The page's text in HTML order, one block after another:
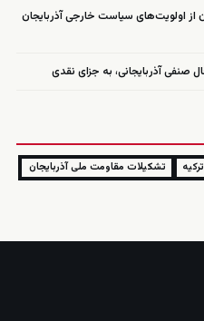
از اولویت‌های سیاست خارجی آذربایجان
صنفی آذربایجانی، به جزای نقدی
ترکیه
تشکیلات مقاومت ملی آذربایجان